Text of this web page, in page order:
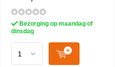
Bezorging op maandag of
dinsdag